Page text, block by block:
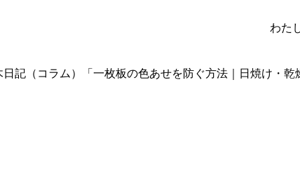
わた
日記（コラム）「一枚板の色あせを防ぐ方法｜日焼け・乾